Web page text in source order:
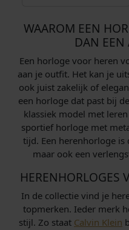
WAAROM EEN
DAN EEN
Een horloge voor heren
aan je outfit. Het kan je
ook juist zakelijk of
een horloge dat past bij
klassiek model met
sportief horloge met
tijd. Een herenhorloge is
maar ook een
HERENHORLOGES
In de collectie vind je
topmerken. Ieder merk
stijl. Zo staat Calvin Klein